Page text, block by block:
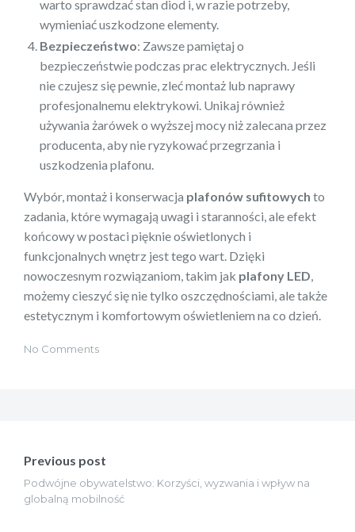
warto sprawdzać stan diod i, w razie potrzeby,
wymieniać uszkodzone elementy.
Bezpieczeństwo: Zawsze pamiętaj o
bezpieczeństwie podczas prac elektrycznych. Jeśli
nie czujesz się pewnie, zleć montaż lub naprawy
profesjonalnemu elektrykowi. Unikaj również
używania żarówek o wyższej mocy niż zalecana przez
producenta, aby nie ryzykować przegrzania i
uszkodzenia plafonu.
Wybór, montaż i konserwacja plafonów sufitowych to
zadania, które wymagają uwagi i staranności, ale efekt
końcowy w postaci pięknie oświetlonych i
funkcjonalnych wnętrz jest tego wart. Dzięki
nowoczesnym rozwiązaniom, takim jak plafony LED
możemy cieszyć się nie tylko oszczędnościami, ale także
estetycznym i komfortowym oświetleniem na co dzień.
No Comments
wpisu
Previous post
Podwójne obywatelstwo: Korzyści, wyzwania i wpływ na
globalną mobilność